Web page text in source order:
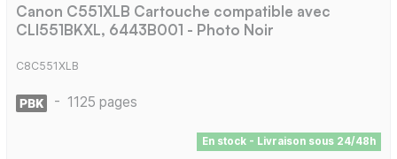
Canon C551XLB Cartouche compatible avec
CLI551BKXL, 6443B001 - Photo Noir
C8C551XLB
- 1125 pages
En stock - Livraison sous 24/48h